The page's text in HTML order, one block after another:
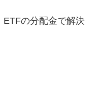
ETFの分配金で解決